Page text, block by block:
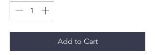
Add to Cart